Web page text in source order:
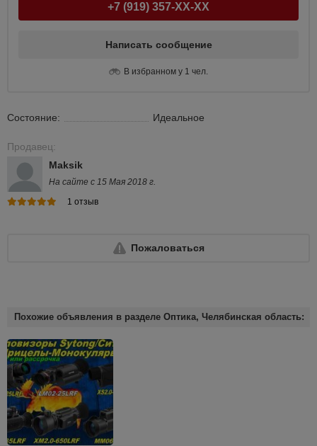
+7 (919) 357-XX-XX
Написать сообщение
В избранном у 1 чел.
Состояние: Идеальное
Продавец:
Maksik
На сайте с 15 Мая 2018 г.
1 отзыв
Пожаловаться
Похожие объявления в разделе Оптика, Челябинская область: